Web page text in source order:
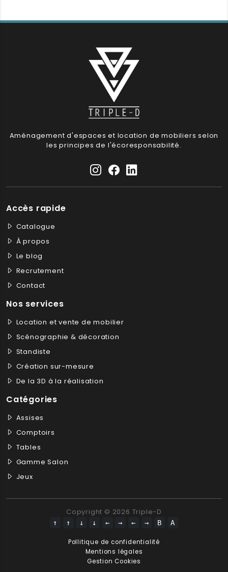
Aménagement d'espaces et location de mobiliers selon
les principes de l'écoresponsabilité.
Accès rapide
Catalogue
À propos
Le blog
Recrutement
Contact
Nos services
Location et vente de mobilier
Scénographie & décoration
Standiste
Création sur-mesure
De la 3D à la réalisation
Catégories
Assises
Comptoirs
Tables
Gamme Salon
Jeux
Copyright © 2026 Triple-D
↑ ↑ ↓ ↓ ← → ← → B A
Pollitique de confidentialité
Mentions légales
Gestion Cookies